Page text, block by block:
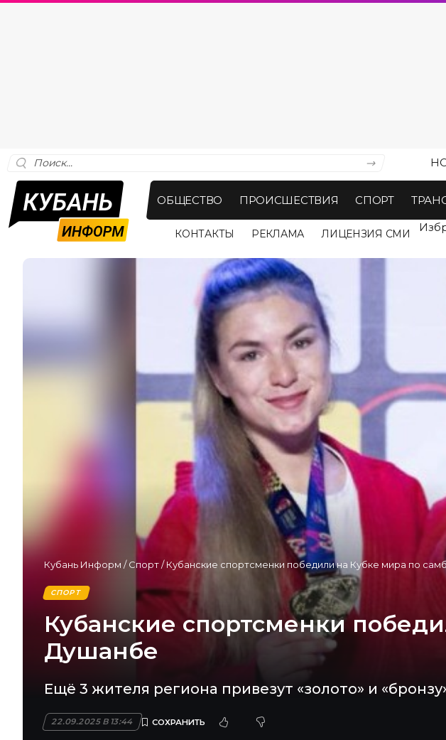
ОБЩЕСТВО ПРОИСШЕСТВИЯ СПОРТ
КОНТАКТЫ РЕКЛАМА ЛИЦЕНЗИЯ СМИ
Кубань Информ /Спорт/Кубанские спортсменки победили на Кубке мира по
СПОРТ
Кубанские спортсменки
Душанбе
Ещё 3 жителя региона привезут «золото» и
22.09.2025 В 13:44